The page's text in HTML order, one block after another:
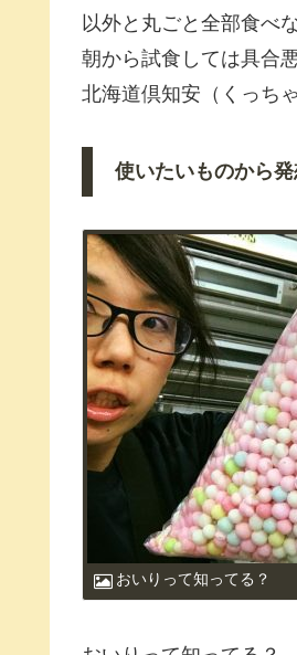
以外と丸ごと全部食べ
朝から試食しては具
北海道倶知安（くっ
使いたいものから
おいりって知ってる？